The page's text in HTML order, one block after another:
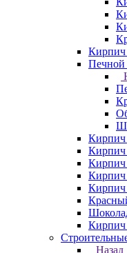
Кирпич
Печной
Кирпич
Кирпич
Кирпич
Кирпич
Назад